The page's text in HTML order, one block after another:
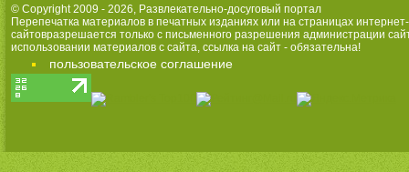
© Copyright 2009 - 2026, Развлекательно-досуговый портал
Перепечатка материалов в печатных изданиях или на страницах интернет-
сайтовразрешается только с письменного разрешения администрации
использовании материалов с сайта, ссылка на сайт - обязательна!
пользовательское соглашение